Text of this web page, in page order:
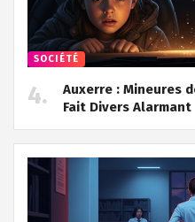
SOCIÉTÉ
Auxerre : Mineures
Fait Divers Alarmant